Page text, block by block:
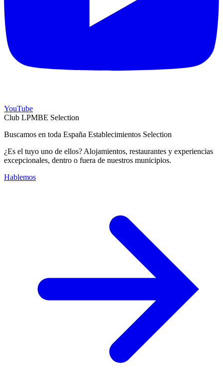
YouTube
Club LPMBE Selection
Buscamos en toda España Establecimientos Selection
¿Es el tuyo uno de ellos? Alojamientos, restaurantes y experiencias
excepcionales, dentro o fuera de nuestros municipios.
Hablemos